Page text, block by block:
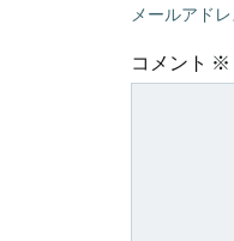
メールアド
コメント ※